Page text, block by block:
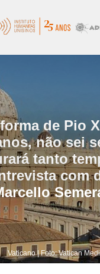
de Pio
não sei
tanto
com
Vaticano | Foto: Vatican